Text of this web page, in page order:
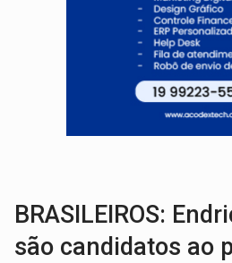
MAIS RIGOR:Nova lei
POLUIÇÃO E RISCOS:
VÍDEO: Armado com
BRASILEIROS:
são candidatos ao